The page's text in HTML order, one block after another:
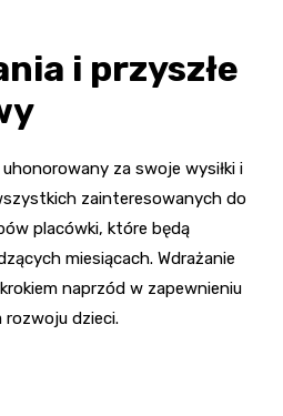
i przyszłe
uhonorowany za swoje wysiłki i
zainteresowanych do
placówki, które będą
miesiącach. Wdrażanie
naprzód w zapewnieniu
rozwoju dzieci.